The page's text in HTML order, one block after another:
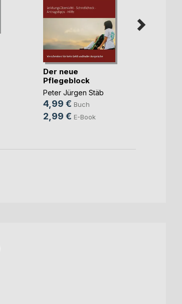
Der neue
Pflegeblock
Peter Jürgen Stäb
4,99 € Buch
2,99 € E-Book